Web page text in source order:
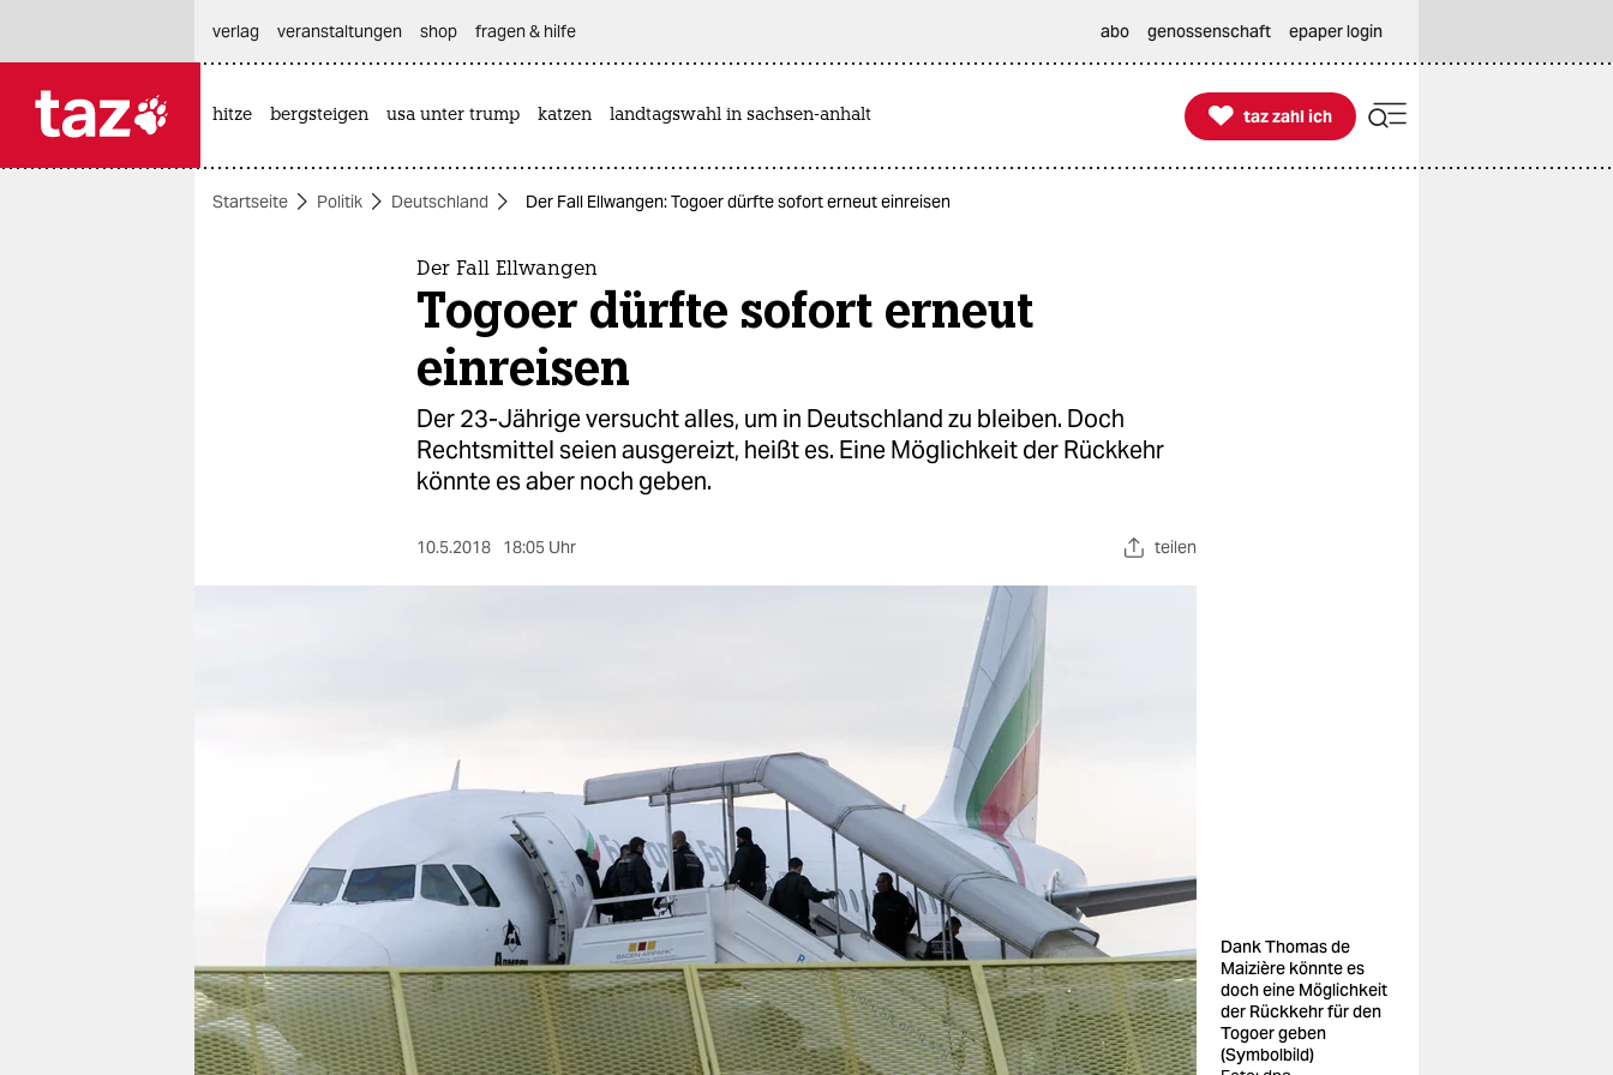
themen
nord
fragen & hilfe
unterstützen
abo
genossenschaft
verlag
veranstaltungen shop fragen & hilfe abo genossenschaft epaper login
hitze bergsteigen usa unter trump katzen landtagswahl in sachsen-anhalt 
taz zahl ich
taz zahl ich
Startseite Politik Deutschland Der Fall Ellwangen: Togoer dürfte sofort erneut einreisen
Der Fall Ellwangen
Togoer dürfte sofort erneut
einreisen
Der 23-Jährige versucht alles, um in Deutschland zu bleiben. Doch
Rechtsmittel seien ausgereizt, heißt es. Eine Möglichkeit der Rückkehr
könnte es aber noch geben.
10.5.2018 18:05 Uhr teilen
Dank Thomas de
Maizière könnte es
doch eine Möglichkeit
der Rückkehr für den
Togoer geben
(Symbolbild)